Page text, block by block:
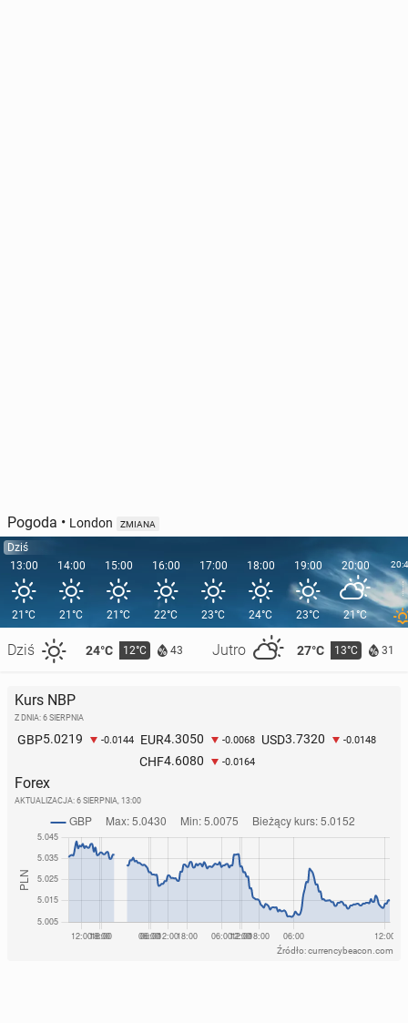
Pogoda • London ZMIANA
Dziś
13:00
21°C
Dziś 24°C 12°C 43 Jutro 27°C 13°C 31
14:00
21°C
15:00
21°C
16:00
22°C
17:00
23°C
18:00
24°C
19:00
23°C
20:00
21°C
Kurs NBP
Z DNIA: 6 SIERPNIA
GBP5.0219 -0.0144 EUR4.3050 -0.0068 USD3.7320 -0.0148
CHF4.6080 -0.0164
Forex
AKTUALIZACJA: 6 SIERPNIA, 13:00
Źródło: currencybeacon.com